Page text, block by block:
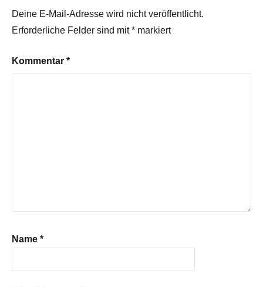
Deine E-Mail-Adresse wird nicht veröffentlicht.
Erforderliche Felder sind mit* markiert
Kommentar *
Name *